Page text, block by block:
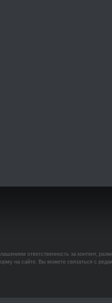
ответственность за контент,
на сайте. Вы можете связаться с